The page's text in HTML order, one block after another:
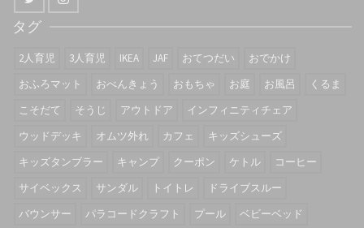
タグ
2人育児 3人育児 IKEA JAF おてつだい
おでかけ
おふろマット
おべんきょう おもちゃ お庭 お風呂
くるま
こそだて
そうじ アウトドア
インフィニティチェア
ウッドデッキ
オムツ外れ カフェ
キッズシューズ
キッズタンブラー
キャンプ クーポン ケトル
コーヒー
サイベックス
サンダル トイトレ
ドライブスルー
バウンサー
パラコードクラフト プール ベビーベッド